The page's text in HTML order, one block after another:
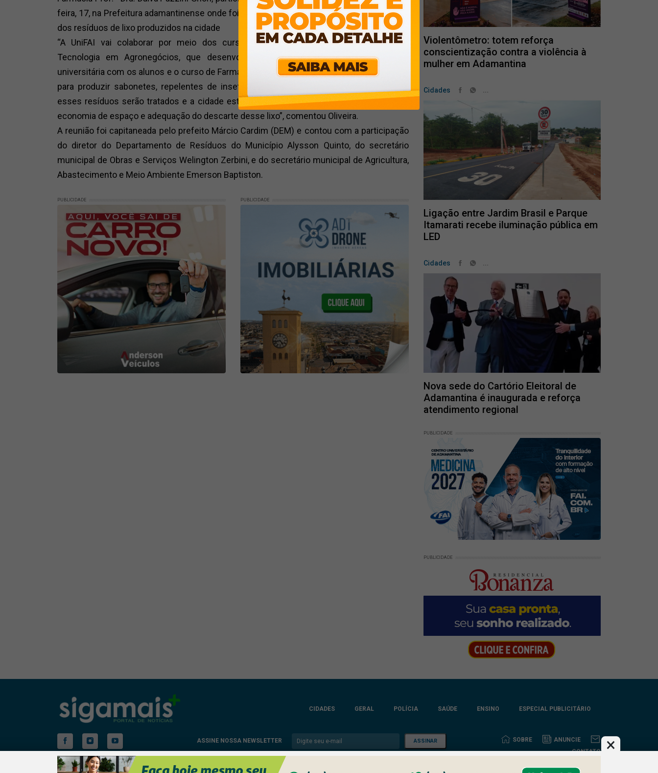
feira, 17, na Prefeitura adamantinense onde foi discutida a coleta, tratamento e destinação
dos resíduos de lixo produzidos na cidade
“A UniFAI vai colaborar por meio dos cursos de Engenharia Ambiental, Agronomia,
Tecnologia em Agronegócios, que desenvolverão pesquisas, projetos de extensão
universitária com os alunos e o curso de Farmácia, por exemplo, vai aproveitar os resíduos
para produzir sabonetes, repelentes de insetos, e os benefícios serão muitos porque
esses resíduos serão tratados e a cidade estará mais limpa e, consequentemente, com
economia de espaço e adequação do descarte desse lixo”, comentou Oliveira.
A reunião foi capitaneada pelo prefeito Márcio Cardim (DEM) e contou com a participação
do diretor do Departamento de Resíduos do Município Alysson Quinto, do secretário
municipal de Obras e Serviços Welington Zerbini, e do secretário municipal de Agricultura,
Abastecimento e Meio Ambiente Emerson Baptiston.
PUBLICIDADE PUBLICIDADE
Violentômetro: totem reforça
conscientização contra a violência à
mulher em Adamantina
Cidades ...
Ligação entre Jardim Brasil e Parque
Itamarati recebe iluminação pública em
LED
Cidades ...
Nova sede do Cartório Eleitoral de
Adamantina é inaugurada e reforça
atendimento regional
PUBLICIDADE
PUBLICIDADE
×
CIDADES GERAL POLÍCIA SAÚDE ENSINO ESPECIAL PUBLICITÁRIO
ASSINE NOSSA NEWSLETTER SOBRE
ANUNCIE
CONTATO